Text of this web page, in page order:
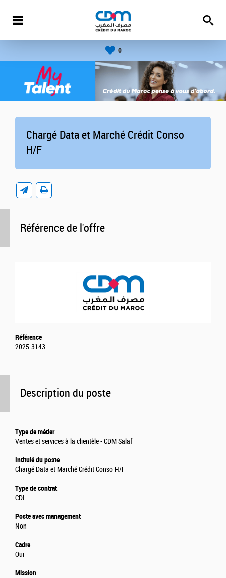
0
Chargé Data et Marché Crédit Conso
H/F
Description du poste
Type de métier
Ventes et services à la clientèle - CDM Salaf
Intitulé du poste
Chargé Data et Marché Crédit Conso H/F
Type de contrat
CDI
Poste avec management
Non
Cadre
Oui
Mission
Référence de l'offre
Référence
2025-3143